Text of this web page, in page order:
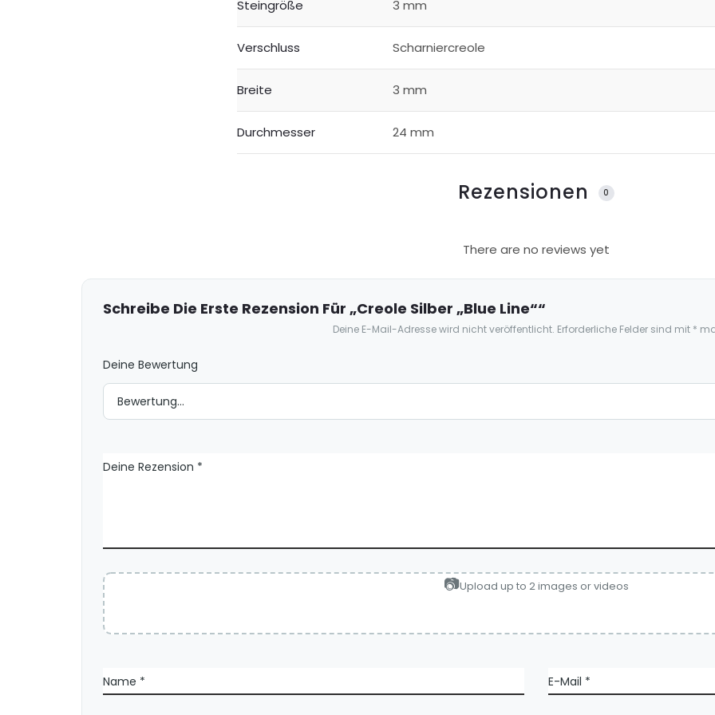
Steingröße 3 mm
Verschluss Scharniercreole
Breite 3 mm
Durchmesser 24 mm
Rezensionen 0
z
There are no reviews yet
Schreibe Die Erste Rezension Für „Creole Silber „Blue Line““
Deine E-Mail-Adresse wird nicht veröffentlicht. Erforderliche Felder sind mit *
Deine Bewertung
Deine Rezension *
Upload up to 2 images or videos
Name * E-Mail *